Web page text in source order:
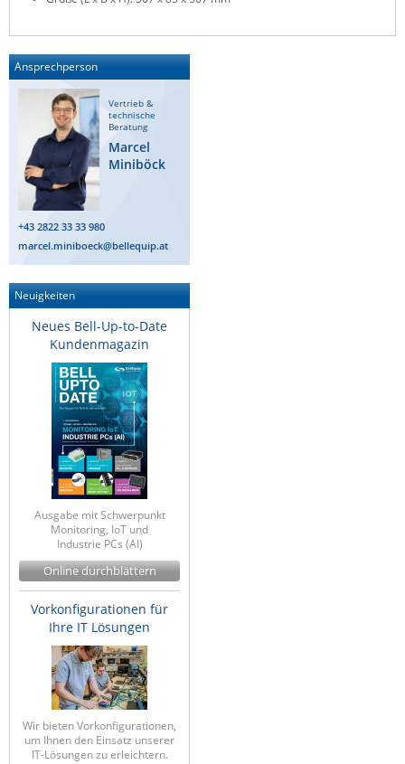
News zu unseren Herstellern
Ansprechperson
Vertrieb &
technische
Beratung
Marcel
Miniböck
+43 2822 33 33 980
marcel.miniboeck@bellequip.at
Neuigkeiten
Neues Bell-Up-to-Date
Kundenmagazin
Ausgabe mit Schwerpunkt
Monitoring, IoT und
Industrie PCs (AI)
Online durchblättern
Vorkonfigurationen für
Ihre IT Lösungen
Wir bieten Vorkonfigurationen,
um Ihnen den Einsatz unserer
IT-Lösungen zu erleichtern.